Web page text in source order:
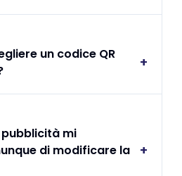
un codice QR
+
pubblicità mi
di modificare la
+